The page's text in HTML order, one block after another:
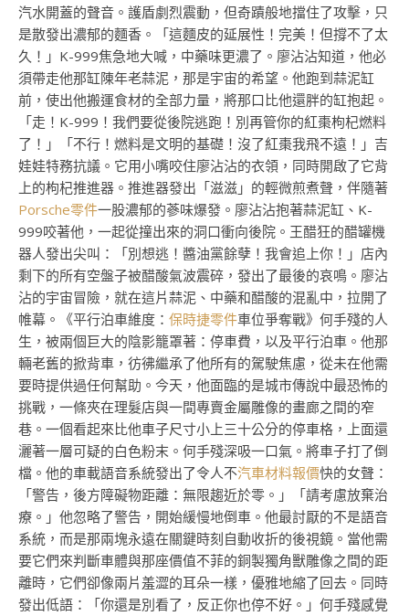
汽水開蓋的聲音。護盾劇烈震動，但奇蹟般地擋住了攻擊，只
是散發出濃郁的麵香。「這麵皮的延展性！完美！但撐不了太
久！」K-999焦急地大喊，中藥味更濃了。廖沾沾知道，他必
須帶走他那缸陳年老蒜泥，那是宇宙的希望。他跑到蒜泥缸
前，使出他搬運食材的全部力量，將那口比他還胖的缸抱起。
「走！K-999！我們要從後院逃跑！別再管你的紅棗枸杞燃料
了！」「不行！燃料是文明的基礎！沒了紅棗我飛不遠！」吉
娃娃特務抗議。它用小嘴咬住廖沾沾的衣領，同時開啟了它背
上的枸杞推進器。推進器發出「滋滋」的輕微煎煮聲，伴隨著
Porsche零件一股濃郁的蔘味爆發。廖沾沾抱著蒜泥缸、K-
999咬著他，一起從撞出來的洞口衝向後院。王醋狂的醋罐機
器人發出尖叫：「別想逃！醬油黨餘孽！我會追上你！」店內
剩下的所有空盤子被醋酸氣波震碎，發出了最後的哀鳴。廖沾
沾的宇宙冒險，就在這片蒜泥、中藥和醋酸的混亂中，拉開了
帷幕。《平行泊車維度： 保時捷零件車位爭奪戰》何手殘的人
生，被兩個巨大的陰影籠罩著：停車費，以及平行泊車。他那
輛老舊的掀背車，彷彿繼承了他所有的駕駛焦慮，從未在他需
要時提供過任何幫助。今天，他面臨的是城市傳說中最恐怖的
挑戰，一條夾在理髮店與一間專賣金屬雕像的畫廊之間的窄
巷。一個看起來比他車子尺寸小上三十公分的停車格，上面還
灑著一層可疑的白色粉末。何手殘深吸一口氣。將車子打了倒
檔。他的車載語音系統發出了令人不汽車材料報價快的女聲：
「警告，後方障礙物距離：無限趨近於零。」「請考慮放棄治
療。」他忽略了警告，開始緩慢地倒車。他最討厭的不是語音
系統，而是那兩塊永遠在關鍵時刻自動收折的後視鏡。當他需
要它們來判斷車體與那座價值不菲的銅製獨角獸雕像之間的距
離時，它們卻像兩片羞澀的耳朵一樣，優雅地縮了回去。同時
發出低語：「你還是別看了，反正你也停不好。」何手殘感覺